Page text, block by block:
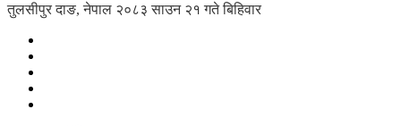
तुलसीपुर दाङ, नेपाल २०८३ साउन २१ गते बिहिवार